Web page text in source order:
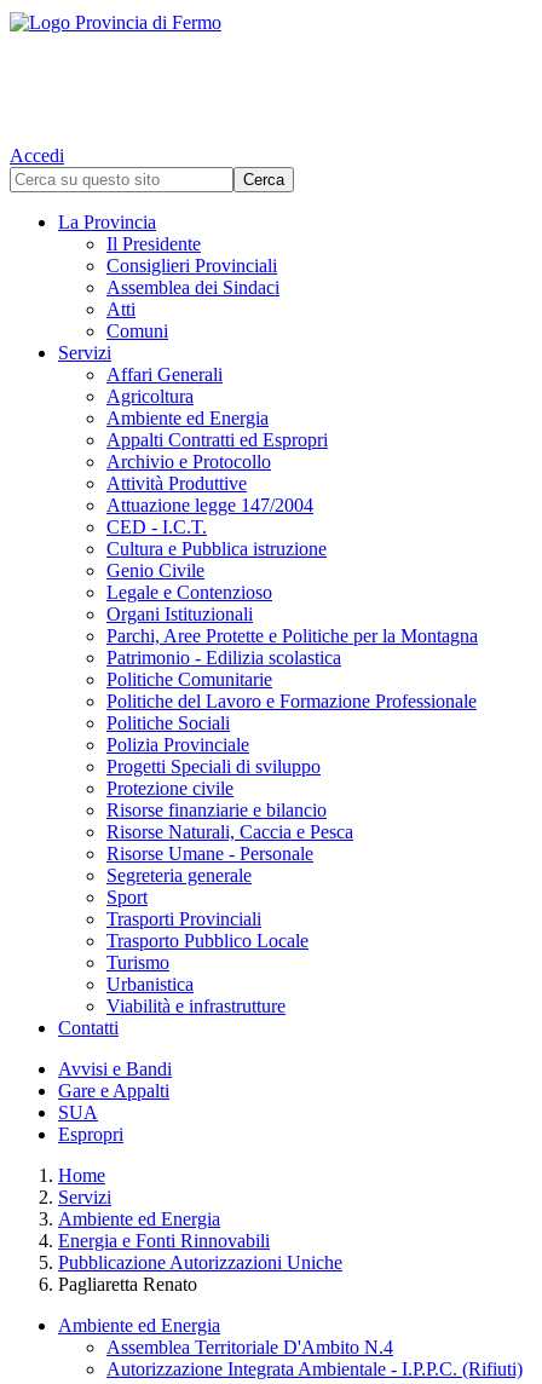
Accedi
La Provincia
Il Presidente
Consiglieri Provinciali
Assemblea dei Sindaci
Atti
Comuni
Servizi
Affari Generali
Agricoltura
Ambiente ed Energia
Appalti Contratti ed Espropri
Archivio e Protocollo
Attività Produttive
Attuazione legge 147/2004
CED - I.C.T.
Cultura e Pubblica istruzione
Genio Civile
Legale e Contenzioso
Organi Istituzionali
Parchi, Aree Protette e Politiche per la Montagna
Patrimonio - Edilizia scolastica
Politiche Comunitarie
Politiche del Lavoro e Formazione Professionale
Politiche Sociali
Polizia Provinciale
Progetti Speciali di sviluppo
Protezione civile
Risorse finanziarie e bilancio
Risorse Naturali, Caccia e Pesca
Risorse Umane - Personale
Segreteria generale
Sport
Trasporti Provinciali
Trasporto Pubblico Locale
Turismo
Urbanistica
Viabilità e infrastrutture
Contatti
Avvisi e Bandi
Gare e Appalti
SUA
Espropri
Home
Servizi
Ambiente ed Energia
Energia e Fonti Rinnovabili
Pubblicazione Autorizzazioni Uniche
Pagliaretta Renato
Ambiente ed Energia
Assemblea Territoriale D'Ambito N.4
Autorizzazione Integrata Ambientale - I.P.P.C. (Rifiuti)